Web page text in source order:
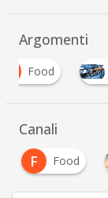
Argomenti
Food
Canali
F
Food